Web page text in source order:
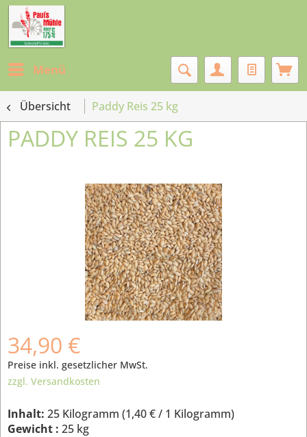
Menü
Übersicht Paddy Reis 25 kg
PADDY REIS 25 KG
34,90 €
Preise inkl. gesetzlicher MwSt.
zzgl. Versandkosten
Inhalt: 25 Kilogramm (1,40 €/ 1 Kilogramm)
Gewicht : 25 kg